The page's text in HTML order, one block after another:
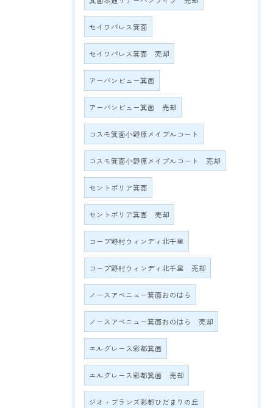
セイワパレス箕面
セイワパレス箕面 売却
アーバンビュー箕面
アーバンビュー箕面 売却
コスモ箕面小野原メイプルコート
コスモ箕面小野原メイプルコート 売却
セントポリア箕面
セントポリア箕面 売却
コープ野村ウィンディ北千里
コープ野村ウィンディ北千里 売却
ノースアベニュー箕面おのはら
ノースアベニュー箕面おのはら 売却
エルグレース彩都箕面
エルグレース彩都箕面 売却
ジオ・ブランズ彩都ひだまりの丘